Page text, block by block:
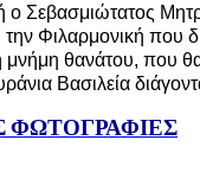
ο Σεβασμιώτατος
Φιλαρμονική που
μνήμη θανάτου, που
Βασιλεία
ΦΩΤΟΓΡΑΦΙΕΣ